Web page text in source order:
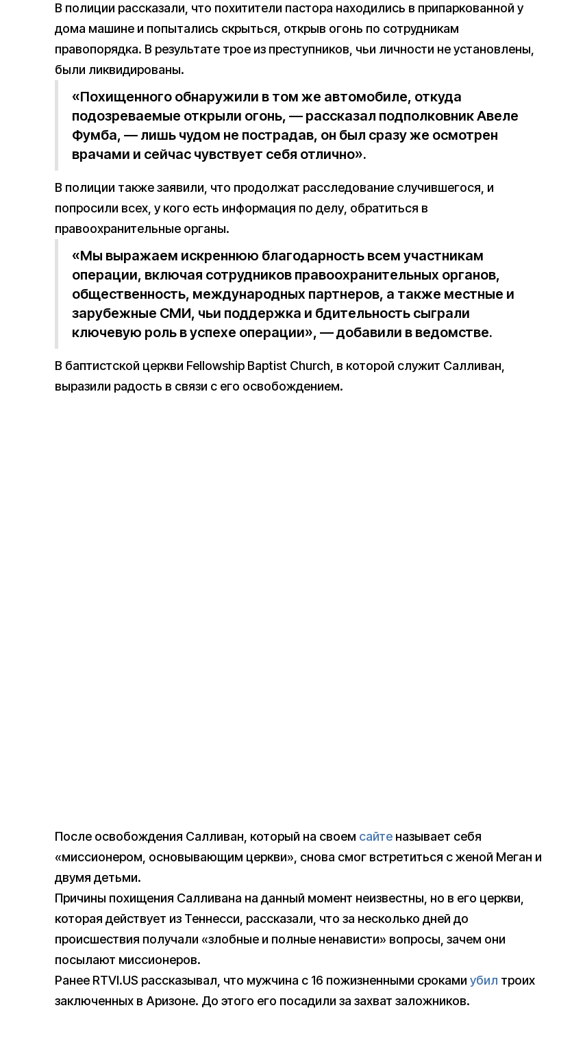
В полиции рассказали, что похитители пастора находились в припаркованной у
дома машине и попытались скрыться, открыв огонь по сотрудникам
правопорядка. В результате трое из преступников, чьи личности не установлены,
были ликвидированы.
«Похищенного обнаружили в том же автомобиле, откуда
подозреваемые открыли огонь, — рассказал подполковник Авеле
Фумба, — лишь чудом не пострадав, он был сразу же осмотрен
врачами и сейчас чувствует себя отлично».
В полиции также заявили, что продолжат расследование случившегося, и
попросили всех, у кого есть информация по делу, обратиться в
правоохранительные органы.
«Мы выражаем искреннюю благодарность всем участникам
операции, включая сотрудников правоохранительных органов,
общественность, международных партнеров, а также местные и
зарубежные СМИ, чьи поддержка и бдительность сыграли
ключевую роль в успехе операции», — добавили в ведомстве.
В баптистской церкви Fellowship Baptist Church, в которой служит Салливан,
выразили радость в связи с его освобождением.
После освобождения Салливан, который на своем сайте называет себя
«миссионером, основывающим церкви», снова смог встретиться с женой Меган и
двумя детьми.
Причины похищения Салливана на данный момент неизвестны, но в его церкви,
которая действует из Теннесси, рассказали, что за несколько дней до
происшествия получали «злобные и полные ненависти» вопросы, зачем они
посылают миссионеров.
Ранее RTVI.US рассказывал, что мужчина с 16 пожизненными сроками убил троих
заключенных в Аризоне. До этого его посадили за захват заложников.